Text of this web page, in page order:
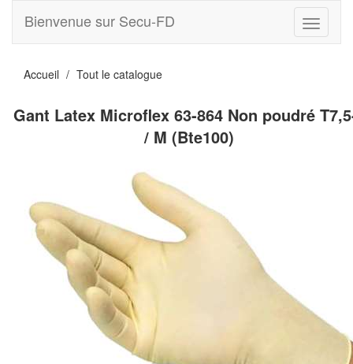
Toggle
Bienvenue sur Secu-FD
Accueil Tout le catalogue
Gant Latex Microflex 63-864 Non poudré
/ M (Bte100)